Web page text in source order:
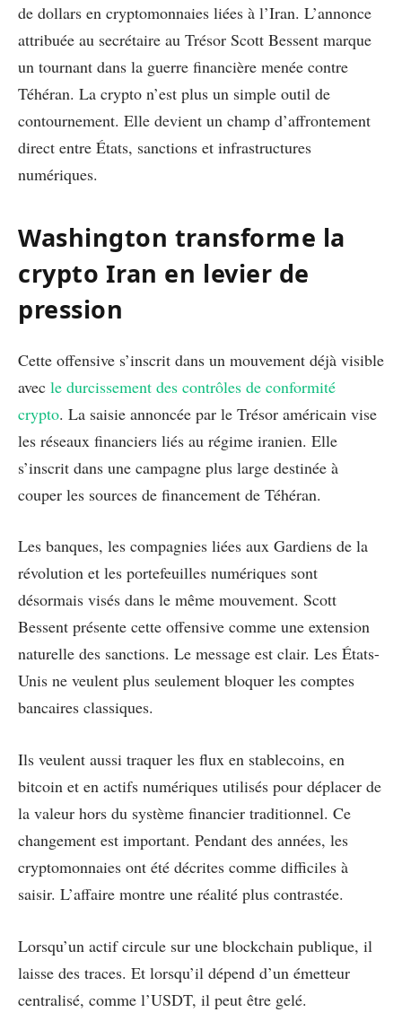
de dollars en cryptomonnaies liées à l’Iran. L’annonce
attribuée au secrétaire au Trésor Scott Bessent marque
un tournant dans la guerre financière menée contre
Téhéran. La crypto n’est plus un simple outil de
contournement. Elle devient un champ d’affrontement
direct entre États, sanctions et infrastructures
numériques.
Washington transforme la
crypto Iran en levier de
pression
Cette offensive s’inscrit dans un mouvement déjà visible
avec le durcissement des contrôles de conformité
crypto. La saisie annoncée par le Trésor américain vise
les réseaux financiers liés au régime iranien. Elle
s’inscrit dans une campagne plus large destinée à
couper les sources de financement de Téhéran.
Les banques, les compagnies liées aux Gardiens de la
révolution et les portefeuilles numériques sont
désormais visés dans le même mouvement. Scott
Bessent présente cette offensive comme une extension
naturelle des sanctions. Le message est clair. Les États-
Unis ne veulent plus seulement bloquer les comptes
bancaires classiques.
Ils veulent aussi traquer les flux en stablecoins, en
bitcoin et en actifs numériques utilisés pour déplacer de
la valeur hors du système financier traditionnel. Ce
changement est important. Pendant des années, les
cryptomonnaies ont été décrites comme difficiles à
saisir. L’affaire montre une réalité plus contrastée.
Lorsqu’un actif circule sur une blockchain publique, il
laisse des traces. Et lorsqu’il dépend d’un émetteur
centralisé, comme l’USDT, il peut être gelé.